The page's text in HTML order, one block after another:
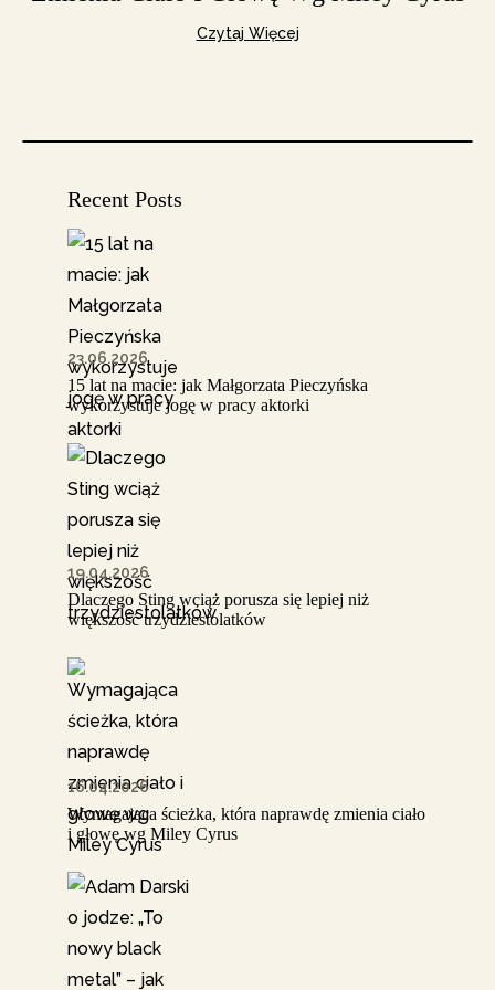
Czytaj Więcej
Recent Posts
23.06.2026
15 lat na macie: jak Małgorzata Pieczyńska
wykorzystuje jogę w pracy aktorki
19.04.2026
Dlaczego Sting wciąż porusza się lepiej niż
większość trzydziestolatków
16.04.2026
Wymagająca ścieżka, która naprawdę zmienia ciało
i głowę wg Miley Cyrus